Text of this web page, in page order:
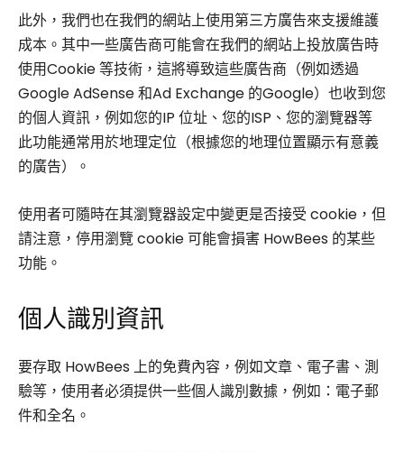
此外，我們也在我們的網站上使用第三方廣告來支援維護
成本。其中一些廣告商可能會在我們的網站上投放廣告時
使用Cookie 等技術，這將導致這些廣告商（例如透過
Google AdSense 和Ad Exchange 的Google）也收到您
的個人資訊，例如您的IP 位址、您的ISP、您的瀏覽器等
此功能通常用於地理定位（根據您的地理位置顯示有意義
的廣告）。
使用者可隨時在其瀏覽器設定中變更是否接受 cookie，但
請注意，停用瀏覽 cookie 可能會損害 HowBees 的某些
功能。
個人識別資訊
要存取 HowBees 上的免費內容，例如文章、電子書、測
驗等，使用者必須提供一些個人識別數據，例如：電子郵
件和全名。